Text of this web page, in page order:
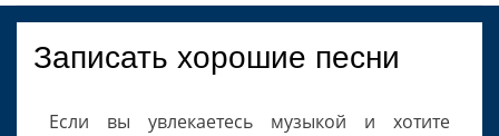
Записать хорошие песни
Если вы увлекаетесь музыкой и хотите